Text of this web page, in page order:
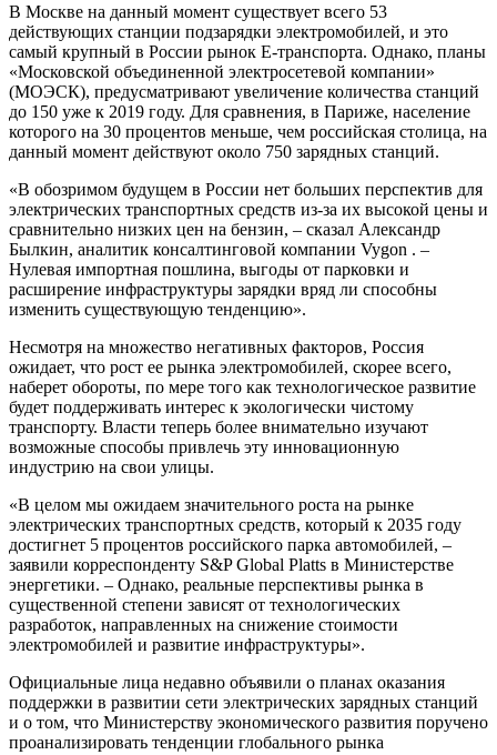
В Москве на данный момент существует всего 53
действующих станции подзарядки электромобилей, и это
самый крупный в России рынок Е-транспорта. Однако, планы
«Московской объединенной электросетевой компании»
(МОЭСК), предусматривают увеличение количества станций
до 150 уже к 2019 году. Для сравнения, в Париже, население
которого на 30 процентов меньше, чем российская столица, на
данный момент действуют около 750 зарядных станций.
«В обозримом будущем в России нет больших перспектив для
электрических транспортных средств из-за их высокой цены и
сравнительно низких цен на бензин, – сказал Александр
Былкин, аналитик консалтинговой компании Vygon . –
Нулевая импортная пошлина, выгоды от парковки и
расширение инфраструктуры зарядки вряд ли способны
изменить существующую тенденцию».
Несмотря на множество негативных факторов, Россия
ожидает, что рост ее рынка электромобилей, скорее всего,
наберет обороты, по мере того как технологическое развитие
будет поддерживать интерес к экологически чистому
транспорту. Власти теперь более внимательно изучают
возможные способы привлечь эту инновационную
индустрию на свои улицы.
«В целом мы ожидаем значительного роста на рынке
электрических транспортных средств, который к 2035 году
достигнет 5 процентов российского парка автомобилей, –
заявили корреспонденту S&P Global Platts в Министерстве
энергетики. – Однако, реальные перспективы рынка в
существенной степени зависят от технологических
разработок, направленных на снижение стоимости
электромобилей и развитие инфраструктуры».
Официальные лица недавно объявили о планах оказания
поддержки в развитии сети электрических зарядных станций
и о том, что Министерству экономического развития поручено
проанализировать тенденции глобального рынка